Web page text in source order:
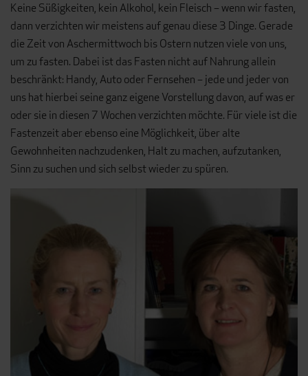
Keine Süßigkeiten, kein Alkohol, kein Fleisch – wenn wir fasten,
dann verzichten wir meistens auf genau diese 3 Dinge. Gerade
die Zeit von Aschermittwoch bis Ostern nutzen viele von uns,
um zu fasten. Dabei ist das Fasten nicht auf Nahrung allein
beschränkt: Handy, Auto oder Fernsehen – jede und jeder von
uns hat hierbei seine ganz eigene Vorstellung davon, auf was er
oder sie in diesen 7 Wochen verzichten möchte. Für viele ist die
Fastenzeit aber ebenso eine Möglichkeit, über alte
Gewohnheiten nachzudenken, Halt zu machen, aufzutanken,
Sinn zu suchen und sich selbst wieder zu spüren.